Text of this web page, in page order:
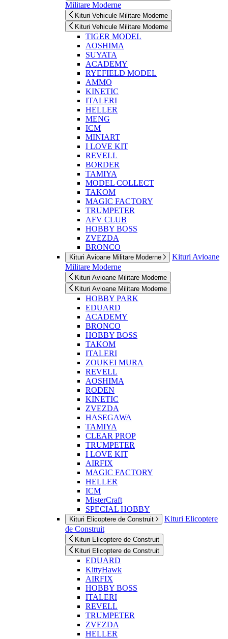
Militare Moderne
Kituri Vehicule Militare Moderne
Kituri Vehicule Militare Moderne
TIGER MODEL
AOSHIMA
SUYATA
ACADEMY
RYEFIELD MODEL
AMMO
KINETIC
ITALERI
HELLER
MENG
ICM
MINIART
I LOVE KIT
REVELL
BORDER
TAMIYA
MODEL COLLECT
TAKOM
MAGIC FACTORY
TRUMPETER
AFV CLUB
HOBBY BOSS
ZVEZDA
BRONCO
Kituri Avioane Militare Moderne
Kituri Avioane
Militare Moderne
Kituri Avioane Militare Moderne
Kituri Avioane Militare Moderne
HOBBY PARK
EDUARD
ACADEMY
BRONCO
HOBBY BOSS
TAKOM
ITALERI
ZOUKEI MURA
REVELL
AOSHIMA
RODEN
KINETIC
ZVEZDA
HASEGAWA
TAMIYA
CLEAR PROP
TRUMPETER
I LOVE KIT
AIRFIX
MAGIC FACTORY
HELLER
ICM
MisterCraft
SPECIAL HOBBY
Kituri Elicoptere de Construit
Kituri Elicoptere
de Construit
Kituri Elicoptere de Construit
Kituri Elicoptere de Construit
EDUARD
KittyHawk
AIRFIX
HOBBY BOSS
ITALERI
REVELL
TRUMPETER
ZVEZDA
HELLER